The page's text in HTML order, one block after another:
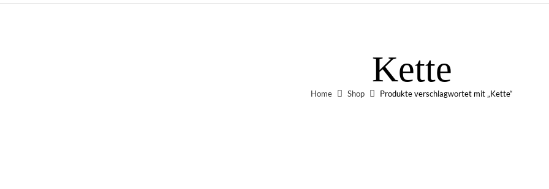
Kette
Home Shop Produkte verschlagwortet mit „Kette“